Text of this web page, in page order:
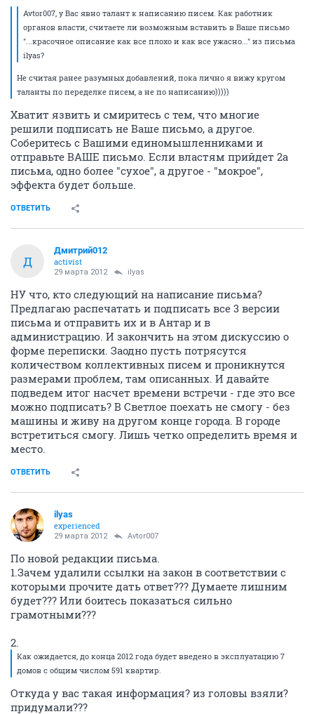
Avtor007, у Вас явно талант к написанию писем. Как работник
органов власти, считаете ли возможным вставить в Ваше письмо
"...красочное описание как все плохо и как все ужасно..." из письма
ilyas?
Не считая ранее разумных добавлений, пока лично я вижу кругом
таланты по переделке писем, а не по написанию)))))
Хватит язвить и смиритесь с тем, что многие
решили подписать не Ваше письмо, а другое.
Соберитесь с Вашими единомышленниками и
отправьте ВАШЕ письмо. Если властям прийдет 2а
письма, одно более "сухое", а другое - "мокрое",
эффекта будет больше.
ОТВЕТИТЬ
Д
Дмитрий012
activist
29 марта 2012 ilyas
НУ что, кто следующий на написание письма?
Предлагаю распечатать и подписать все 3 версии
письма и отправить их и в Антар и в
администрацию. И закончить на этом дискуссию о
форме переписки. Заодно пусть потрясутся
количеством коллективных писем и проникнутся
размерами проблем, там описанных. И давайте
подведем итог насчет времени встречи - где это все
можно подписать? В Светлое поехать не смогу - без
машины и живу на другом конце города. В городе
встретиться смогу. Лишь четко определить время и
место.
ОТВЕТИТЬ
ilyas
experienced
29 марта 2012 Avtor007
По новой редакции письма.
1.Зачем удалили ссылки на закон в соответствии с
которыми прочите дать ответ??? Думаете лишним
будет??? Или боитесь показаться сильно
грамотными???
2.
Как ожидается, до конца 2012 года будет введено в эксплуатацию 7
домов с общим числом 591 квартир.
Откуда у вас такая информация? из головы взяли?
придумали???